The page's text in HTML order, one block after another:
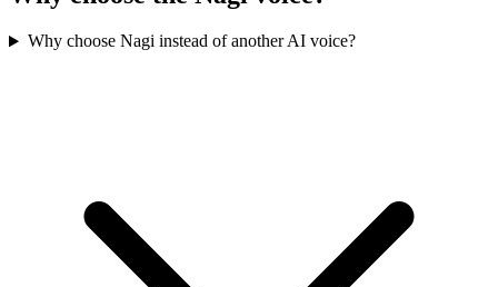
Why choose Nagi instead of another AI voice?